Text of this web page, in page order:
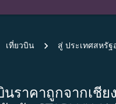
เที่ยวบิน สู่ ประเทศสหรัฐ
นราคาถูกจากเชีย
ตเส้นทางของคุณ (ต้นทาง